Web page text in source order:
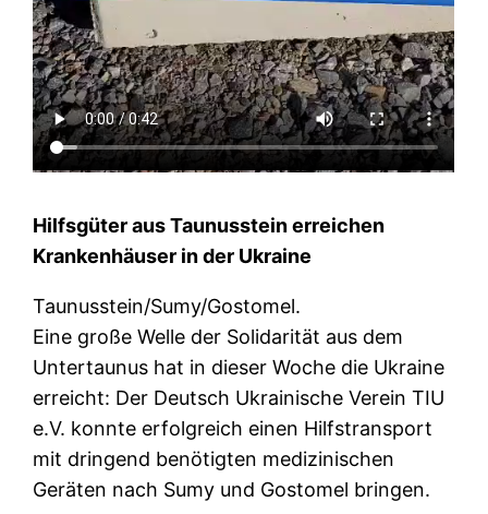
Hilfsgüter aus Taunusstein erreichen
Krankenhäuser in der Ukraine
Taunusstein/Sumy/Gostomel.
Eine große Welle der Solidarität aus dem
Untertaunus hat in dieser Woche die Ukraine
erreicht: Der Deutsch Ukrainische Verein TIU
e.V. konnte erfolgreich einen Hilfstransport
mit dringend benötigten medizinischen
Geräten nach Sumy und Gostomel bringen.